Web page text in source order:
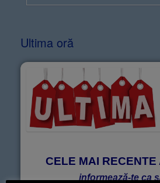
Ultima oră
CELE MAI RECENTE
informează-te ca